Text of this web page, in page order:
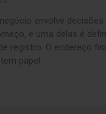
envolve
e uma delas é
registro. O endereço
papel